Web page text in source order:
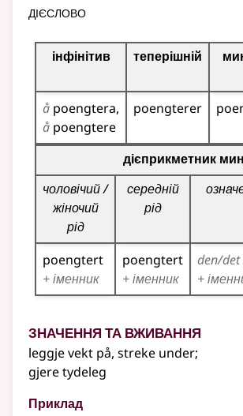
дієслово
Таблиця відмінювання для цього
інфінітив теперішній
å poengtera
å poengtere
poengterer
Таблиця відмінюваннядієприкметник
чоловічий /
жіночий
рід
середній
рід
poengtert
+ іменник
poengtert
+ іменник
den/det
+
Значення та вживання
leggje vekt på, streke under;
gjere tydeleg
Приклад